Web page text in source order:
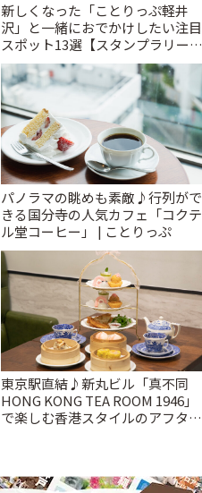
新しくなった「ことりっぷ軽井
沢」と一緒におでかけしたい注目
スポット13選【スタンプラリー開
催中】 | ことりっぷ
パノラマの眺めも素敵♪行列がで
きる国分寺の人気カフェ「コクテ
ル堂コーヒー」 | ことりっぷ
東京駅直結♪新丸ビル「真不同
HONG KONG TEA ROOM 1946」
で楽しむ香港スタイルのアフタヌ